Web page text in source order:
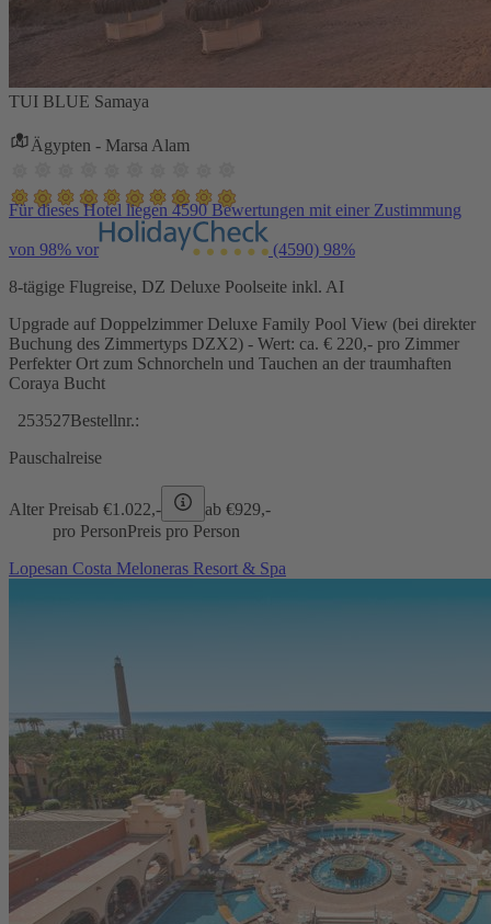
TUI BLUE Samaya
Ägypten - Marsa Alam
Für dieses Hotel liegen 4590 Bewertungen mit einer Zustimmung
von 98% vor (4590) 98%
8-tägige Flugreise, DZ Deluxe Poolseite inkl. AI
Upgrade auf Doppelzimmer Deluxe Family Pool View (bei direkter
Buchung des Zimmertyps DZX2) - Wert: ca. € 220,- pro Zimmer
Perfekter Ort zum Schnorcheln und Tauchen an der traumhaften
Coraya Bucht
253527Bestellnr.:
Pauschalreise
Alter Preisab €1.022,- ab €929,-
pro PersonPreis pro Person
Lopesan Costa Meloneras Resort & Spa